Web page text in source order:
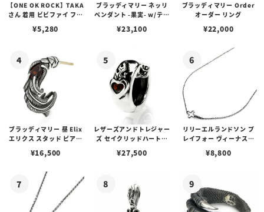
【ONE OK ROCK】TAKA
さん 着用 ビビファイ フー
¥5,280
ブラッディマリー ネッリ
ペンダント -果実- w/ティ
¥23,100
ブラッディマリー Order
オーダー リング
¥22,000
ブラッディマリー 昼 Elix
エリクス スタッド ピアス
¥16,500
レザーズアンドトレジャー
ズ セイクリッドハートピ
¥27,500
リリーエルランドソン プ
レイフォー ヴィーナスチ
¥8,800